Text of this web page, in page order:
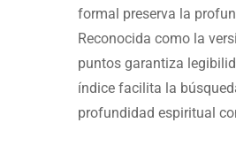
formal preserva la
Reconocida como la
puntos garantiza
índice facilita la
profundidad espiritual